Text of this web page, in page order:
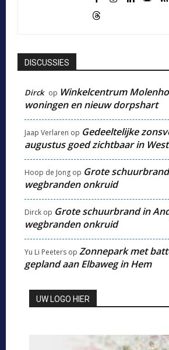
DISCUSSIES
Dirck op Winkelcentrum
woningen en nieuw dorpshart
Jaap Verlaren op Gedeeltelijke
augustus goed zichtbaar in
Hoop de Jong op Grote
wegbranden onkruid
Dirck op Grote schuurbrand in
wegbranden onkruid
Yu Li Peeters op Zonnepark met
gepland aan Elbaweg in Hem
UW LOGO HIER